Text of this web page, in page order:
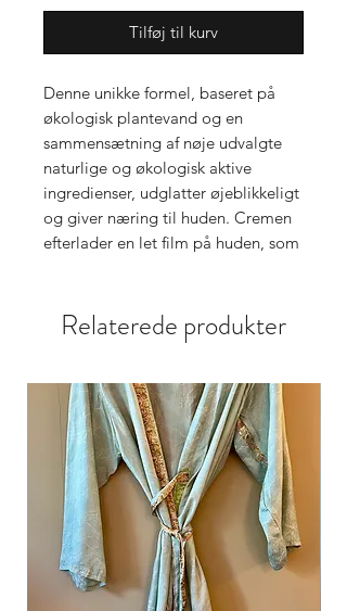
Tilføj til kurv
Denne unikke formel, baseret på
økologisk plantevand og en
sammensætning af nøje udvalgte
naturlige og økologisk aktive
ingredienser, udglatter øjeblikkeligt
og giver næring til huden. Cremen
efterlader en let film på huden, som
Botaniske komplekser, som udviser
anti-aging egenskaber, forhindrer
regenerere epidermis. En
sammensætning af økologiske
vegetabilske olier stimulerer
genopbygningen og revitaliseringen
af huden. Efter påføring efterlades
huden blød, perfekt hydreret og
fløjlsagtig at røre ved. En
duftsammensætning, med den
dominerende tone af vanille og en
Relaterede produkter